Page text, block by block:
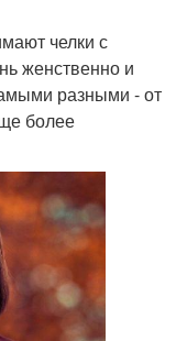
челки с
женственно и
разными - от
более